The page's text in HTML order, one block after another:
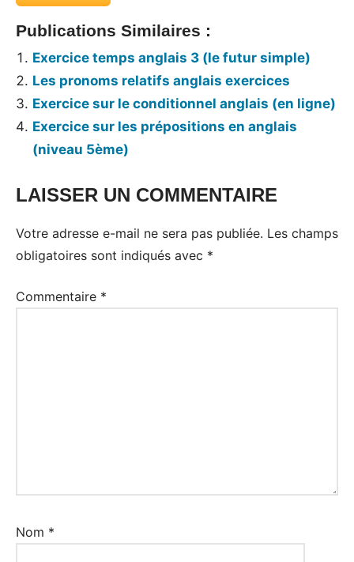
Publications Similaires :
Exercice temps anglais 3 (le futur simple)
Les pronoms relatifs anglais exercices
Exercice sur le conditionnel anglais (en ligne)
Exercice sur les prépositions en anglais
(niveau 5ème)
LAISSER UN COMMENTAIRE
Votre adresse e-mail ne sera pas publiée. Les champs
obligatoires sont indiqués avec *
Commentaire *
Nom *